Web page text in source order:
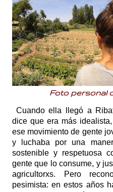
Foto personal
Cuando ella llegó a
dice que era más
ese movimiento de gente
y luchaba por una
sostenible y respetuosa
gente que lo consume, y
agricultorxs. Pero
pesimista: en estos años